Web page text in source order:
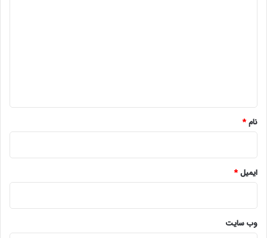
نام*
ایمیل*
وب‌ سایت